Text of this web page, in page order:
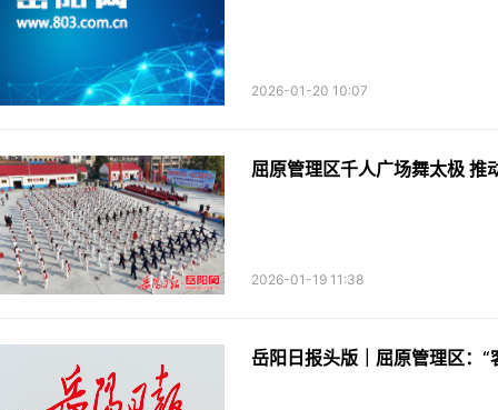
2026-01-20 10:07
屈原管理区千人广场舞太极 推
2026-01-19 11:38
岳阳日报头版｜屈原管理区：